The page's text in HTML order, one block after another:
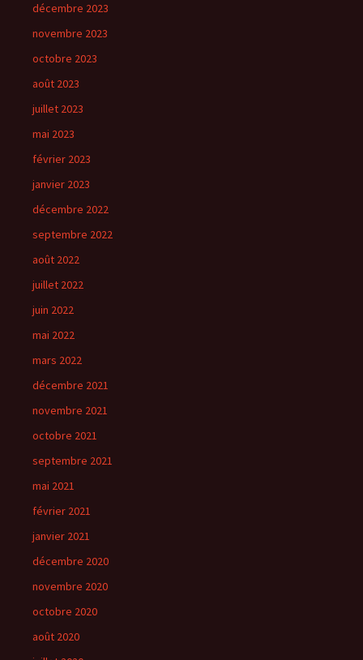
décembre 2023
novembre 2023
octobre 2023
août 2023
juillet 2023
mai 2023
février 2023
janvier 2023
décembre 2022
septembre 2022
août 2022
juillet 2022
juin 2022
mai 2022
mars 2022
décembre 2021
novembre 2021
octobre 2021
septembre 2021
mai 2021
février 2021
janvier 2021
décembre 2020
novembre 2020
octobre 2020
août 2020